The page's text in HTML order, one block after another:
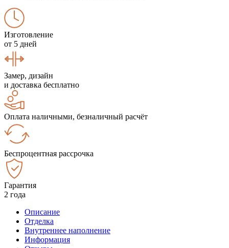
Изготовление
от 5 дней
Замер, дизайн
и доставка бесплатно
Оплата наличными, безналичный расчёт
Беспроцентная рассрочка
Гарантия
2 года
Описание
Отделка
Внутреннее наполнение
Информация